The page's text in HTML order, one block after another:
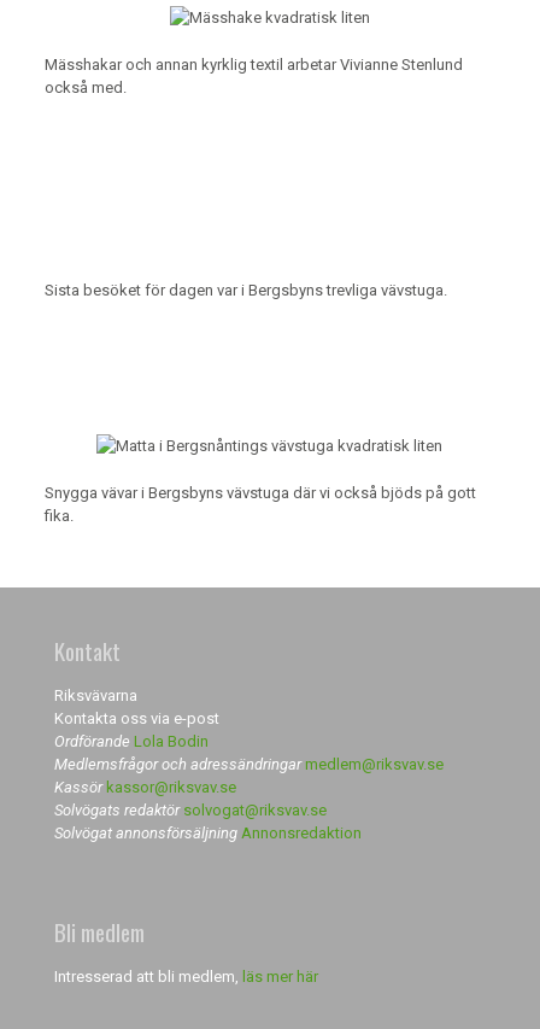
Mässhakar och annan kyrklig textil arbetar Vivianne Stenlund
också med.
Sista besöket för dagen var i Bergsbyns trevliga vävstuga.
Snygga vävar i Bergsbyns vävstuga där vi också bjöds på gott
fika.
Kontakt
Riksvävarna
Kontakta oss via e-post
Ordförande Lola Bodin
Medlemsfrågor och adressändringarmedlem@riksvav.se
Kassör kassor@riksvav.se
Solvögats redaktör solvogat@riksvav.se
Solvögat annonsförsäljning Annonsredaktion
Bli medlem
Intresserad att bli medlem, läs mer här